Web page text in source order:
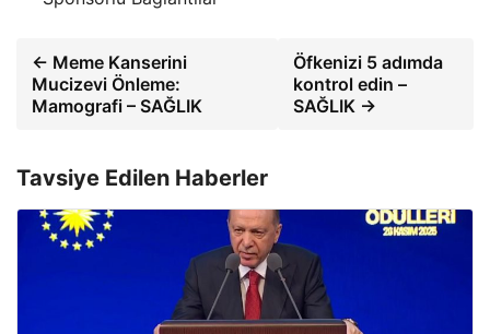
← Meme Kanserini
Mucizevi Önleme:
Mamografi – SAĞLIK
Öfkenizi 5 adımda
kontrol edin –
SAĞLIK →
Tavsiye Edilen Haberler